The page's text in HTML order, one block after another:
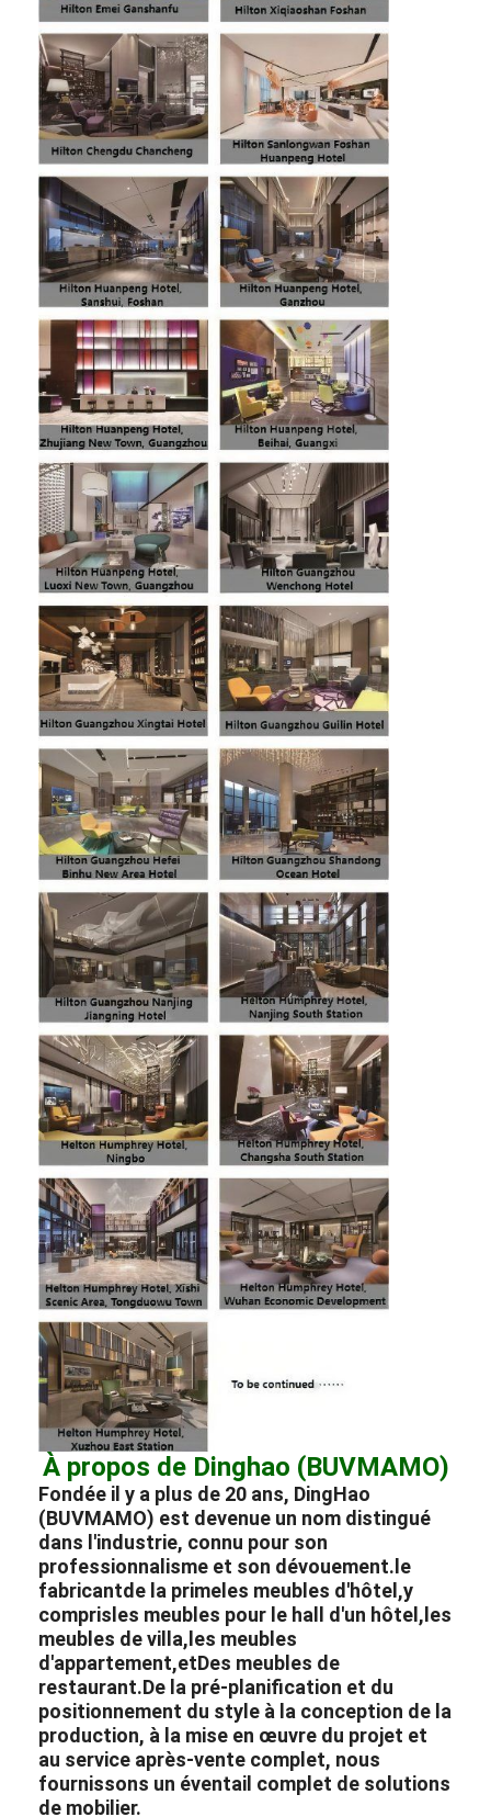
À propos de Dinghao (BUVMAMO)
Fondée il y a plus de 20 ans, DingHao
(BUVMAMO) est devenue un nom distingué
dans l'industrie, connu pour son
professionnalisme et son dévouement. le
fabricantde la prime les meubles d'hôtel,y
compris les meubles pour le hall d'un hôtel, les
meubles de villa, les meubles
d'appartement,etDes meubles de
restaurant.De la pré-planification et du
positionnement du style à la conception de la
production, à la mise en œuvre du projet et
au service après-vente complet, nous
fournissons un éventail complet de solutions
de mobilier.